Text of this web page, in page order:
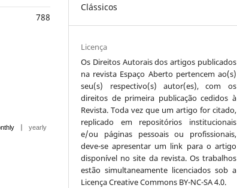
788
| yearly
Clássicos
Licença
Os Direitos Autorais dos artigos publicados
na revista Espaço Aberto pertencem ao(s)
seu(s) respectivo(s) autor(es), com os
direitos de primeira publicação cedidos à
Revista. Toda vez que um artigo for citado,
replicado em repositórios institucionais
e/ou páginas pessoais ou profissionais,
deve-se apresentar um link para o artigo
disponível no site da revista. Os trabalhos
estão simultaneamente licenciados sob a
Licença Creative Commons BY-NC-SA 4.0.